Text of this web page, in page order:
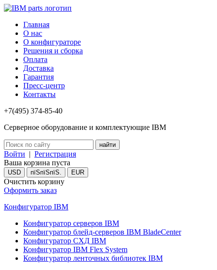
Главная
О нас
О конфигураторе
Решения и сборка
Оплата
Доставка
Гарантия
Пресс-центр
Контакты
+7(495) 374-85-40
Серверное оборудование и комплектующие IBM
Войти | Регистрация
Ваша корзина пуста
USD пїЅпїЅпїЅ. EUR
Очистить корзину
Оформить заказ
Конфигуратор IBM
Конфигуратор серверов IBM
Конфигуратор блейд-серверов IBM BladeCenter
Конфигуратор СХД IBM
Конфигуратор IBM Flex System
Конфигуратор ленточных библиотек IBM